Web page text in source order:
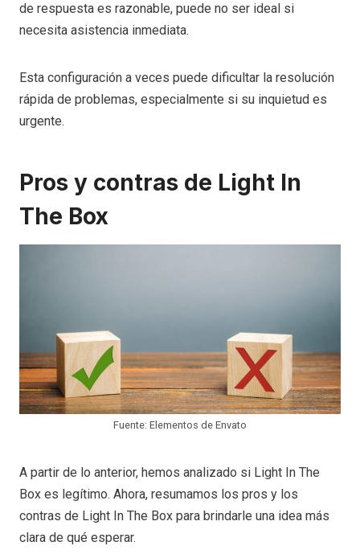
de respuesta es razonable, puede no ser ideal si
necesita asistencia inmediata.
Esta configuración a veces puede dificultar la resolución
rápida de problemas, especialmente si su inquietud es
urgente.
Pros y contras de Light In
The Box
Fuente: Elementos de Envato
A partir de lo anterior, hemos analizado si Light In The
Box es legítimo. Ahora, resumamos los pros y los
contras de Light In The Box para brindarle una idea más
clara de qué esperar.